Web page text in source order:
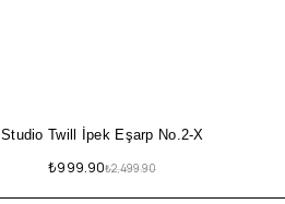
Studio Twill İpek Eşarp No.2-X
₺2,499.90
₺999.90